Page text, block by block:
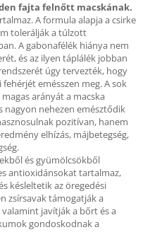
fajta felnőtt macskának.
A formula alapja a csirke
tolerálják a túlzott
A gabonafélék hiánya nem
és az ilyen táplálék jobban
úgy tervezték, hogy
emésszen meg. A sok
arányát a macska
nagyon nehezen emésztődik
pozitívan, hanem
elhízás, májbetegség,
és gyümölcsökből
antioxidánsokat tartalmaz,
késleltetik az öregedési
zsírsavak támogatják a
valamint javítják a bőrt és a
gondoskodnak a